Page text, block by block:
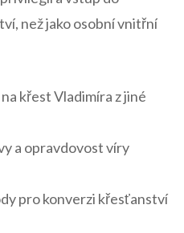
než jako osobní vnitřní
křest Vladimíra z jiné
a opravdovost víry
pro konverzi křesťanství